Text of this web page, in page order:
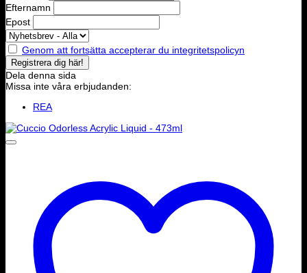
Efternamn
Epost
Genom att fortsätta accepterar du integritetspolicyn
Dela denna sida
Missa inte våra erbjudanden:
REA